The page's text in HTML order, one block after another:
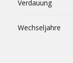
Verdauung
Wechseljahre